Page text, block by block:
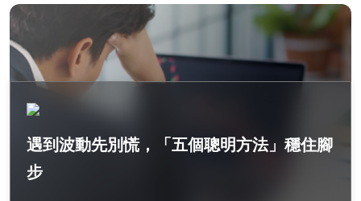
遇到波動先別慌，「五個聰明方法」穩住腳
步